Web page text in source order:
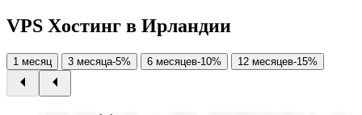
VPS Хостинг в Ирландии
1 месяц 3 месяца-5% 6 месяцев-10% 12 месяцев-15%